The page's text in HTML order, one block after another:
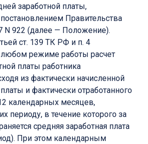
заработной платы,
Правительства
N 922 (далее — Положение).
ст. 139 ТК РФ и п. 4
режиме работы расчет
платы работника
из фактически начисленной
и фактически отработанного
календарных месяцев,
периоду, в течение которого за
средняя заработная плата
При этом календарным